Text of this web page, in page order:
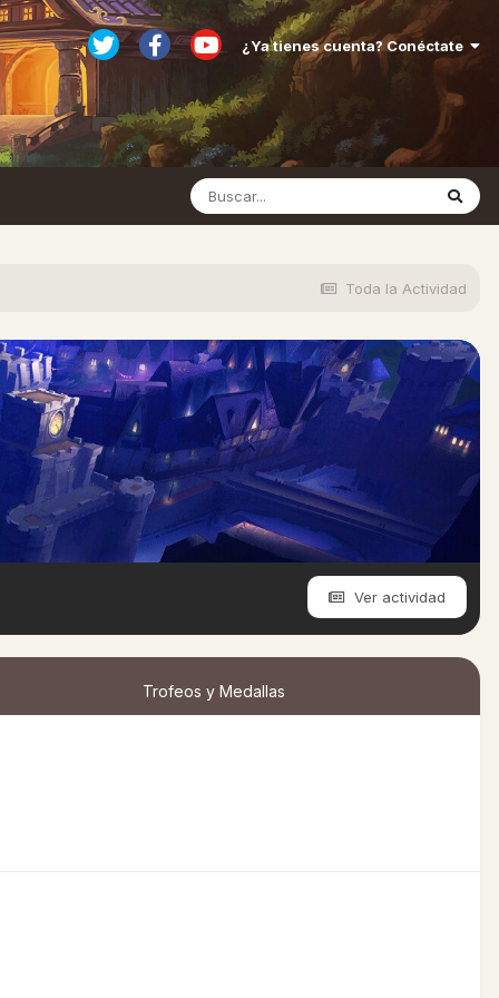
¿Ya tienes cuenta? Conéctate
Toda la Actividad
Ver actividad
Trofeos y Medallas